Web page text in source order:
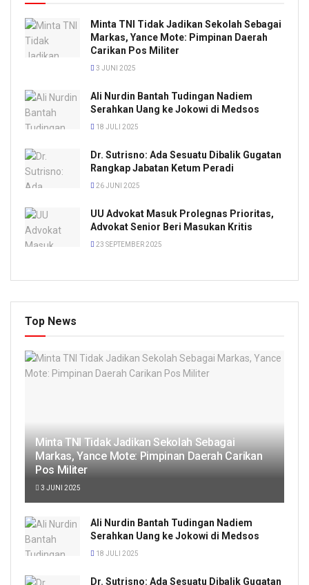
Minta TNI Tidak Jadikan Sekolah Sebagai
Markas, Yance Mote: Pimpinan Daerah
Carikan Pos Militer
3 JUNI 2025
Ali Nurdin Bantah Tudingan Nadiem
Serahkan Uang ke Jokowi di Medsos
18 JULI 2025
Dr. Sutrisno: Ada Sesuatu Dibalik Gugatan
Rangkap Jabatan Ketum Peradi
26 JUNI 2025
UU Advokat Masuk Prolegnas Prioritas,
Advokat Senior Beri Masukan Kritis
23 SEPTEMBER 2025
Top News
Minta TNI Tidak Jadikan Sekolah Sebagai
Markas, Yance Mote: Pimpinan Daerah Carikan
Pos Militer
3 JUNI 2025
Ali Nurdin Bantah Tudingan Nadiem
Serahkan Uang ke Jokowi di Medsos
18 JULI 2025
Dr. Sutrisno: Ada Sesuatu Dibalik Gugatan